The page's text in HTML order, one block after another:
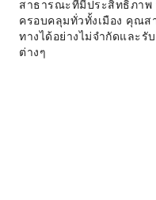
สาธารณะที่มีประสิทธิภาพ
ครอบคลุมทั่วทั้งเมือง คุณส
ทางได้อย่างไม่จำกัดและรั
ต่างๆ